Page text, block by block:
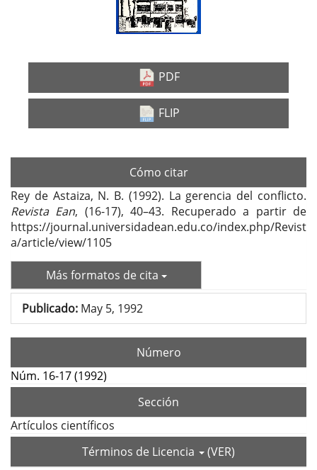
PDF
FLIP
Cómo citar
Rey de Astaiza, N. B. (1992). La gerencia del conflicto.
Revista Ean, (16-17), 40–43. Recuperado a partir de
https://journal.universidadean.edu.co/index.php/Revist
a/article/view/1105
Más formatos de cita
Publicado: May 5, 1992
Número
Núm. 16-17 (1992)
Sección
Artículos científicos
Términos de Licencia
(VER)